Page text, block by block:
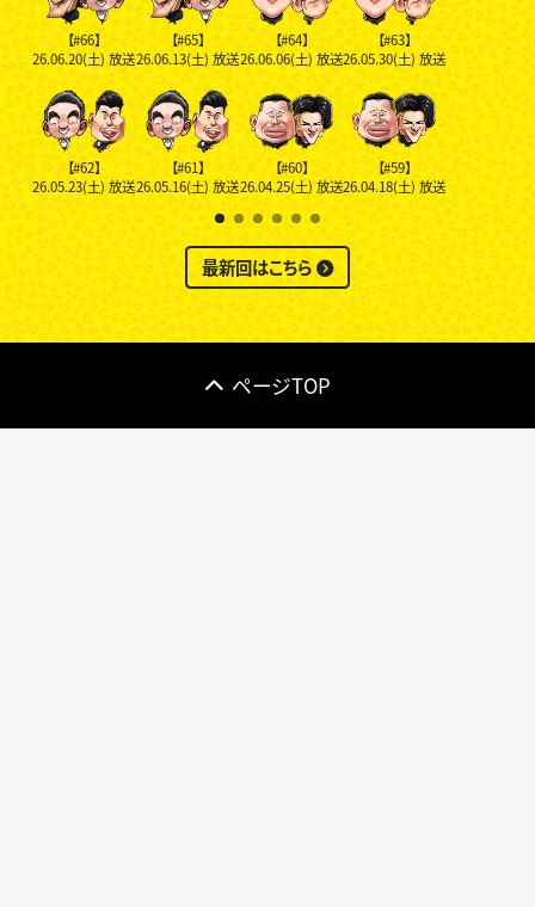
【#66】
26.06.20(土)放送
【#65】
26.06.13(土) 放送
【#64】
26.06.06(土) 放送
【#63】
26.05.30(土)放送
【#62】
26.05.23(土)放送
【#61】
26.05.16(土) 放送
【#60】
26.04.25(土) 放送
【#59】
26.04.18(土)放送
最新回はこちら
ページTOP